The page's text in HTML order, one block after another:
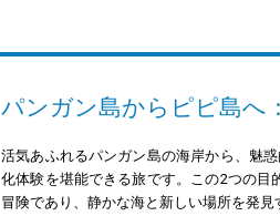
パンガン島からピピ島へ
活気あふれるパンガン島の海岸から、魅惑
化体験を堪能できる旅です。この2つの
冒険であり、静かな海と新しい場所を発見